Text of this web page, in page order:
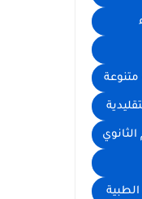
متنوعة
الطبية